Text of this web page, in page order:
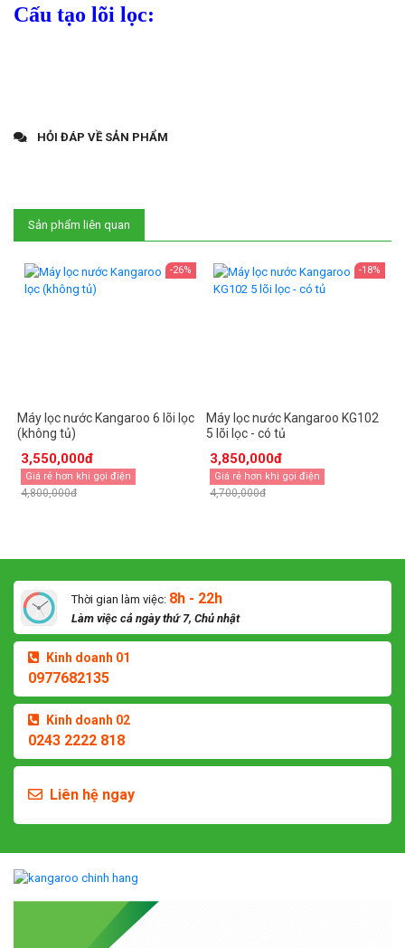
Cấu tạo lõi lọc:
HỎI ĐÁP VỀ SẢN PHẨM
Sản phẩm liên quan
-26%
Máy lọc nước Kangaroo 6 lõi lọc
(không tủ)
3,550,000đ
Giá rẻ hơn khi gọi điện
4,800,000đ
-18%
Máy lọc nước Kangaroo KG102
5 lõi lọc - có tủ
3,850,000đ
Giá rẻ hơn khi gọi điện
4,700,000đ
Thời gian làm việc: 8h - 22h
Làm việc cả ngày thứ 7, Chủ nhật
Kinh doanh 01
0977682135
Kinh doanh 02
0243 2222 818
Liên hệ ngay